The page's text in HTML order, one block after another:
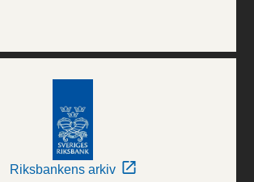
Riksbankens arkiv